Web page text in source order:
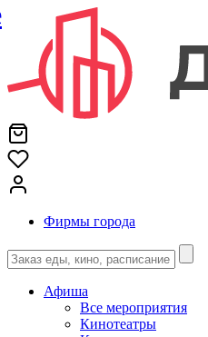
Фирмы города
Афиша
Все мероприятия
Кинотеатры